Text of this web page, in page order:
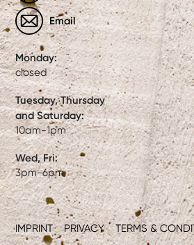
IMPRINT PRIVACY TERMS &
Email
Monday:
closed
Tuesday, Thursday
and Saturday:
10am-1pm
Wed, Fri:
3pm-6pm